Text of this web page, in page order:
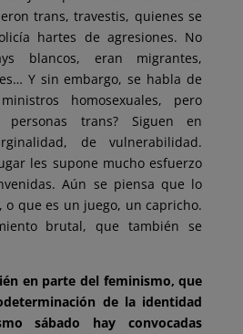
trans, travestis, quienes se
hartes de agresiones. No
blancos, eran migrantes,
Y sin embargo, se habla de
homosexuales, pero
trans? Siguen en
de vulnerabilidad.
les supone mucho esfuerzo
Aún se piensa que lo
que es un juego, un capricho.
brutal, que también se
en parte del feminismo, que
de la identidad
sábado hay convocadas